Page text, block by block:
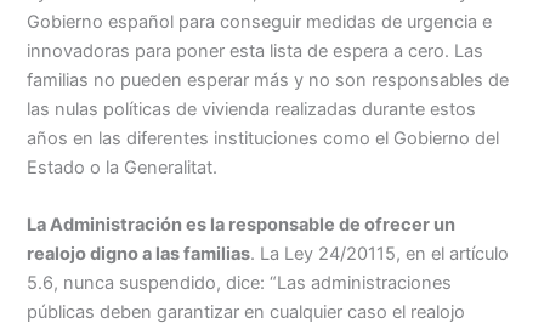
Gobierno español para conseguir medidas de urgencia e
innovadoras para poner esta lista de espera a cero. Las
familias no pueden esperar más y no son responsables de
las nulas políticas de vivienda realizadas durante estos
años en las diferentes instituciones como el Gobierno del
Estado o la Generalitat.
La Administración es la responsable de ofrecer un
realojo digno a las familias. La Ley 24/20115, en el artículo
5.6, nunca suspendido, dice: “Las administraciones
públicas deben garantizar en cualquier caso el realojo